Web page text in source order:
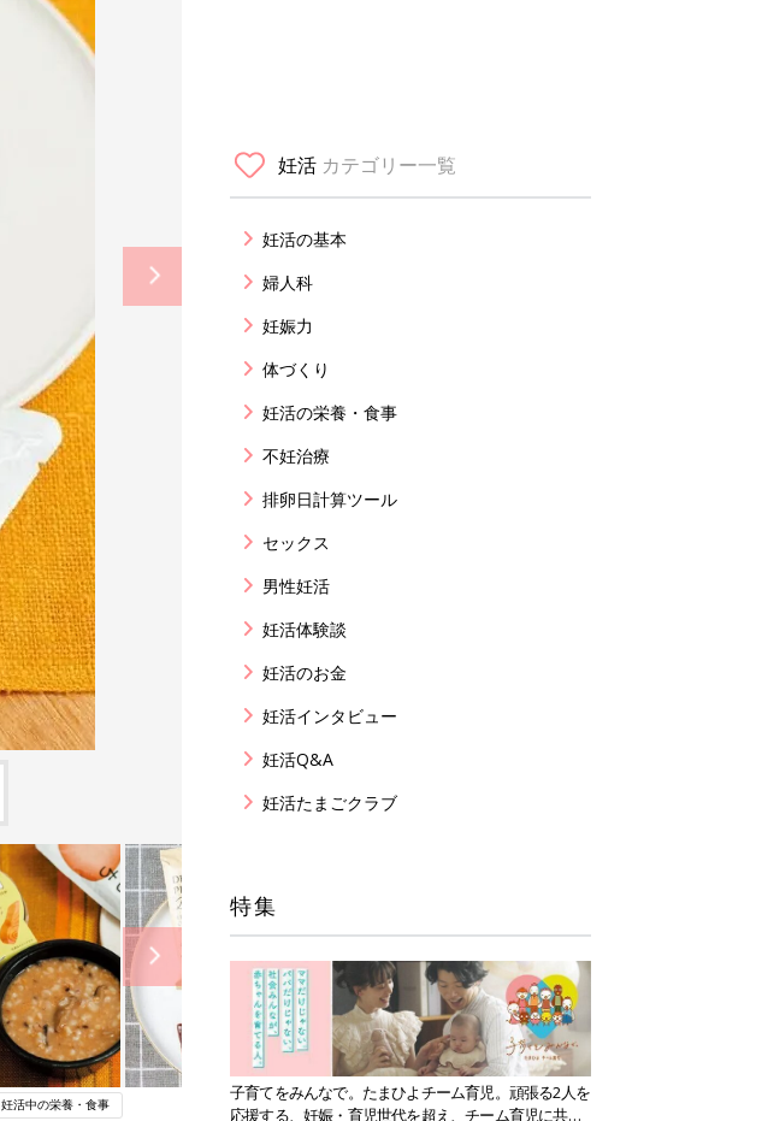
妊活中の栄養・食事
妊活 カテゴリー一覧
妊活の基本
婦人科
妊娠力
体づくり
妊活の栄養・食事
不妊治療
排卵日計算ツール
セックス
男性妊活
妊活体験談
妊活のお金
妊活インタビュー
妊活Q&A
妊活たまごクラブ
特集
子育てをみんなで。たまひよチーム育児。頑張る2人を
応援する、妊娠・育児世代を超え、チーム育児に共感